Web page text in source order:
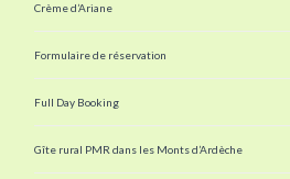
Crème d’Ariane
Formulaire de réservation
Full Day Booking
Gîte rural PMR dans les Monts d’Ardèche